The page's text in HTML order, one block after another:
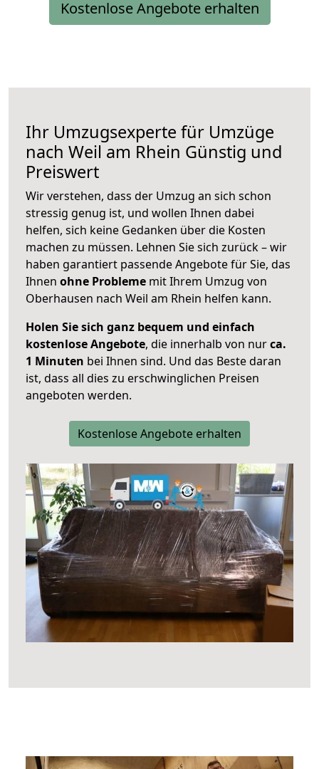
Kostenlose Angebote erhalten
Ihr Umzugsexperte für Umzüge
nach Weil am Rhein Günstig und
Preiswert
Wir verstehen, dass der Umzug an sich schon
stressig genug ist, und wollen Ihnen dabei
helfen, sich keine Gedanken über die Kosten
machen zu müssen. Lehnen Sie sich zurück – wir
haben garantiert passende Angebote für Sie, das
Ihnen ohne Probleme mit Ihrem Umzug von
Oberhausen nach Weil am Rhein helfen kann.
Holen Sie sich ganz bequem und einfach
kostenlose Angebote, die innerhalb von nurca.
1 Minuten bei Ihnen sind. Und das Beste daran
ist, dass all dies zu erschwinglichen Preisen
angeboten werden.
Kostenlose Angebote erhalten